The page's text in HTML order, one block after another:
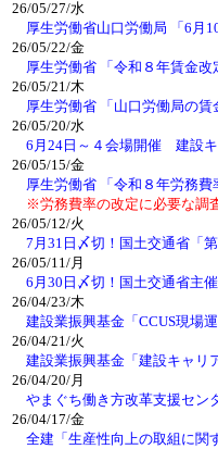
26/05/27/水
厚生労働省山口労働局 「6月
26/05/22/金
厚生労働省 「令和８年賃金改
26/05/21/木
厚生労働省 「山口労働局の
26/05/20/水
6月24日～４会場開催 建設キ
26/05/15/金
厚生労働省 「令和８年労務
※労務費率の改定に必要な調
26/05/12/火
7月31日〆切！国土交通省「
26/05/11/月
6月30日〆切！国土交通省主
26/04/23/木
建設業振興基金「CCUS現場
26/04/21/火
建設業振興基金「建設キャリ
26/04/20/月
やまぐち働き方改革支援セン
26/04/17/金
全建「生産性向上の取組に関